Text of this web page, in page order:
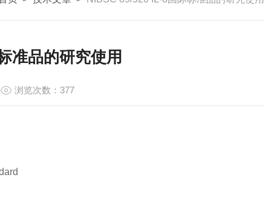
准品的研究使用
浏览次数：377